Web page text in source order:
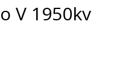
V 1950kv